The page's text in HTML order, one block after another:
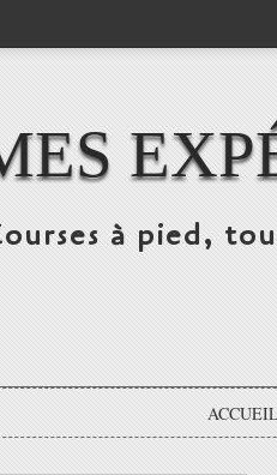
à pied,